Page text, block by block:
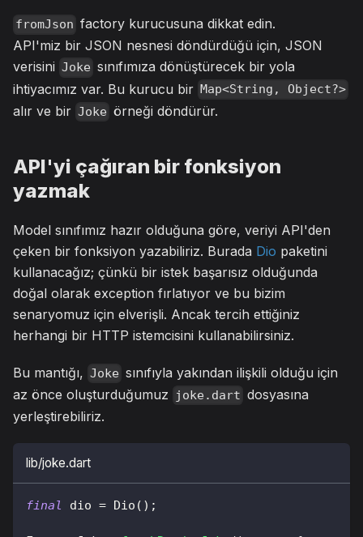
fromJson factory kurucusuna dikkat edin.
API'miz bir JSON nesnesi döndürdüğü için, JSON
verisini Joke sınıfımıza dönüştürecek bir yola
ihtiyacımız var. Bu kurucu bir Map<String, Object?>
alır ve bir Joke örneği döndürür.
API'yi çağıran bir fonksiyon
yazmak
Model sınıfımız hazır olduğuna göre, veriyi API'den
çeken bir fonksiyon yazabiliriz. Burada Dio paketini
kullanacağız; çünkü bir istek başarısız olduğunda
doğal olarak exception fırlatıyor ve bu bizim
senaryomuz için elverişli. Ancak tercih ettiğiniz
herhangi bir HTTP istemcisini kullanabilirsiniz.
Bu mantığı, Joke sınıfıyla yakından ilişkili olduğu için
az önce oluşturduğumuz
joke.dart dosyasına
yerleştirebiliriz.
lib/joke.dart
final dio = Dio ( ) ;